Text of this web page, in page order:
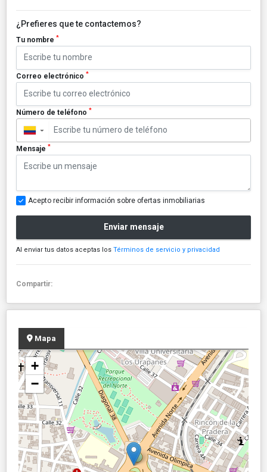
¿Prefieres que te contactemos?
Tu nombre *
Correo electrónico *
Número de teléfono *
▼
Mensaje *
Acepto recibir información sobre ofertas inmobiliarias
Enviar mensaje
Al enviar tus datos aceptas los Términos de servicio y privacidad
Compartir:
Mapa
+
−